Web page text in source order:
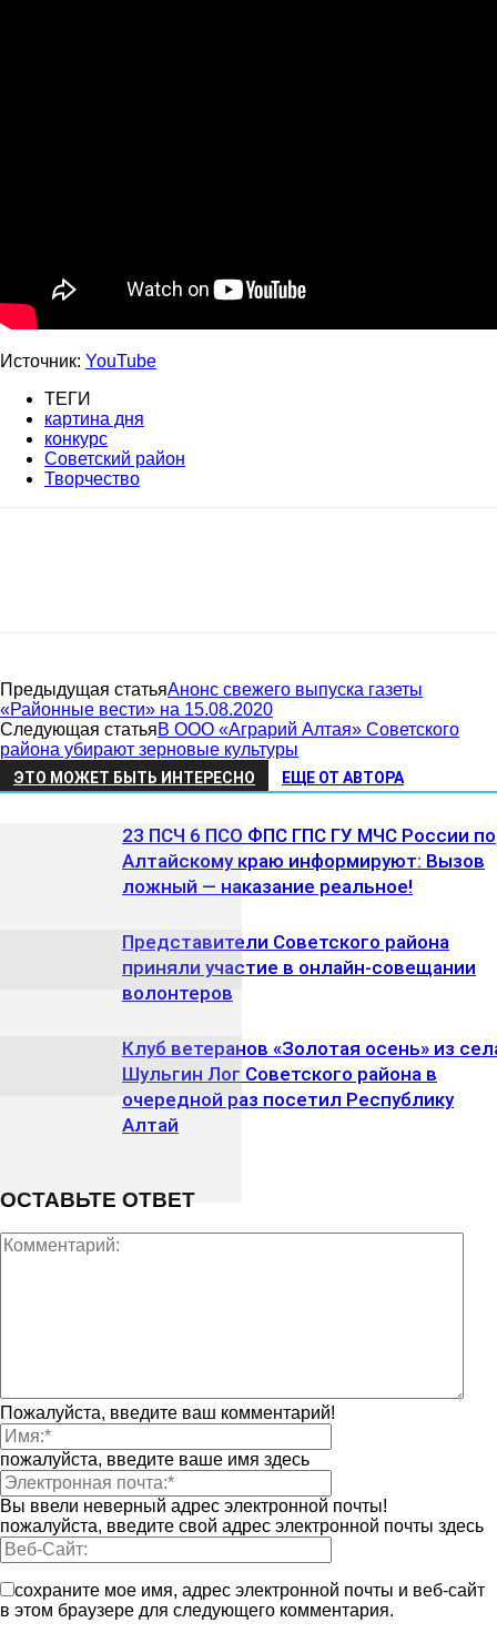
Источник: YouTube
ТЕГИ
картина дня
конкурс
Советский район
Творчество
Предыдущая статьяАнонс свежего выпуска газеты
«Районные вести» на 15.08.2020
Следующая статьяВ ООО «Аграрий Алтая» Советского
района убирают зерновые культуры
ЭТО МОЖЕТ БЫТЬ ИНТЕРЕСНО ЕЩЕ ОТ АВТОРА
23 ПСЧ 6 ПСО ФПС ГПС ГУ МЧС России по
Алтайскому краю информируют: Вызов
ложный — наказание реальное!
Представители Советского района
приняли участие в онлайн-совещании
волонтеров
Клуб ветеранов «Золотая осень» из
Шульгин Лог Советского района в
очередной раз посетил Республику
Алтай
ОСТАВЬТЕ ОТВЕТ
Пожалуйста, введите ваш комментарий!
пожалуйста, введите ваше имя здесь
Вы ввели неверный адрес электронной почты!
пожалуйста, введите свой адрес электронной почты здесь
сохраните мое имя, адрес электронной почты и веб-сайт
в этом браузере для следующего комментария.